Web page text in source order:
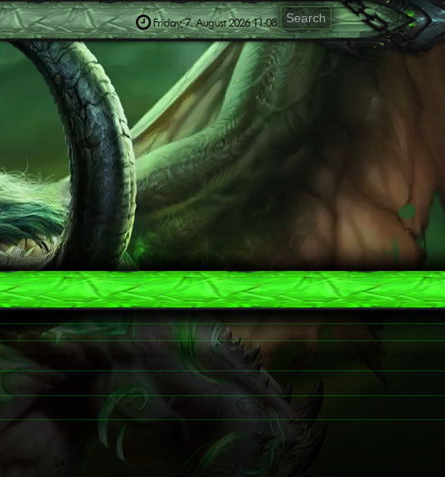
Friday, 7. August 2026 11:08